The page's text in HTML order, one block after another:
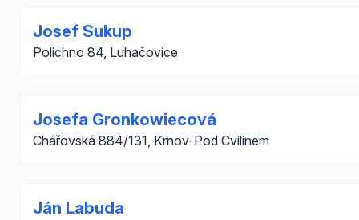
Josef Sukup
Polichno 84, Luhačovice
Josefa Gronkowiecová
Chářovská 884/131, Krnov-Pod Cvilínem
Ján Labuda